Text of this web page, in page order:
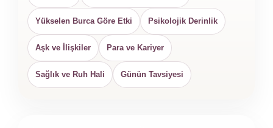
Yükselen Burca Göre Etki Psikolojik Derinlik
Aşk ve İlişkiler Para ve Kariyer
Sağlık ve Ruh Hali Günün Tavsiyesi